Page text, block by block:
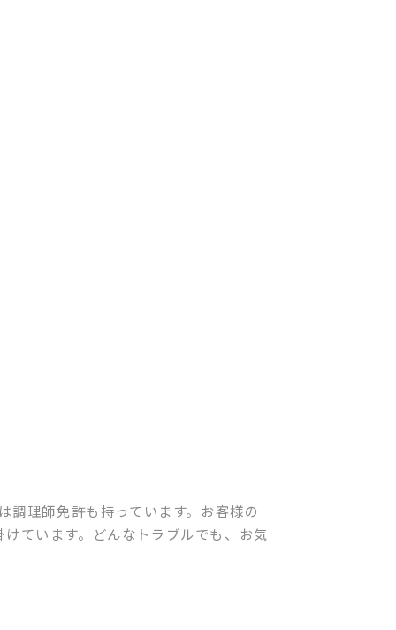
調理師免許も持っています。お客様の
ています。どんなトラブルでも、お気